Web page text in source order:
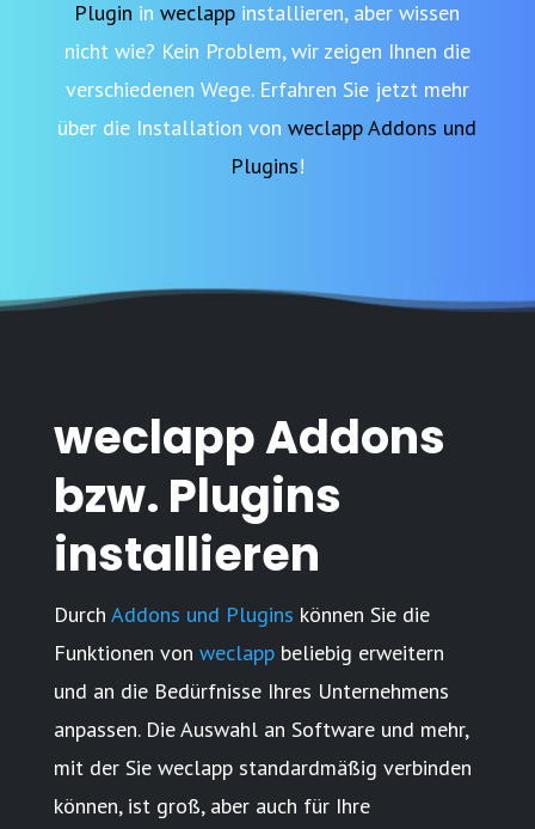
Plugin in weclapp installieren, aber wissen
nicht wie? Kein Problem, wir zeigen Ihnen die
verschiedenen Wege. Erfahren Sie jetzt mehr
über die Installation von weclapp Addons und
Plugins!
weclapp Addons
bzw. Plugins
installieren
Durch Addons und Plugins können Sie die
Funktionen von weclapp beliebig erweitern
und an die Bedürfnisse Ihres Unternehmens
anpassen. Die Auswahl an Software und mehr,
mit der Sie weclapp standardmäßig verbinden
können, ist groß, aber auch für Ihre